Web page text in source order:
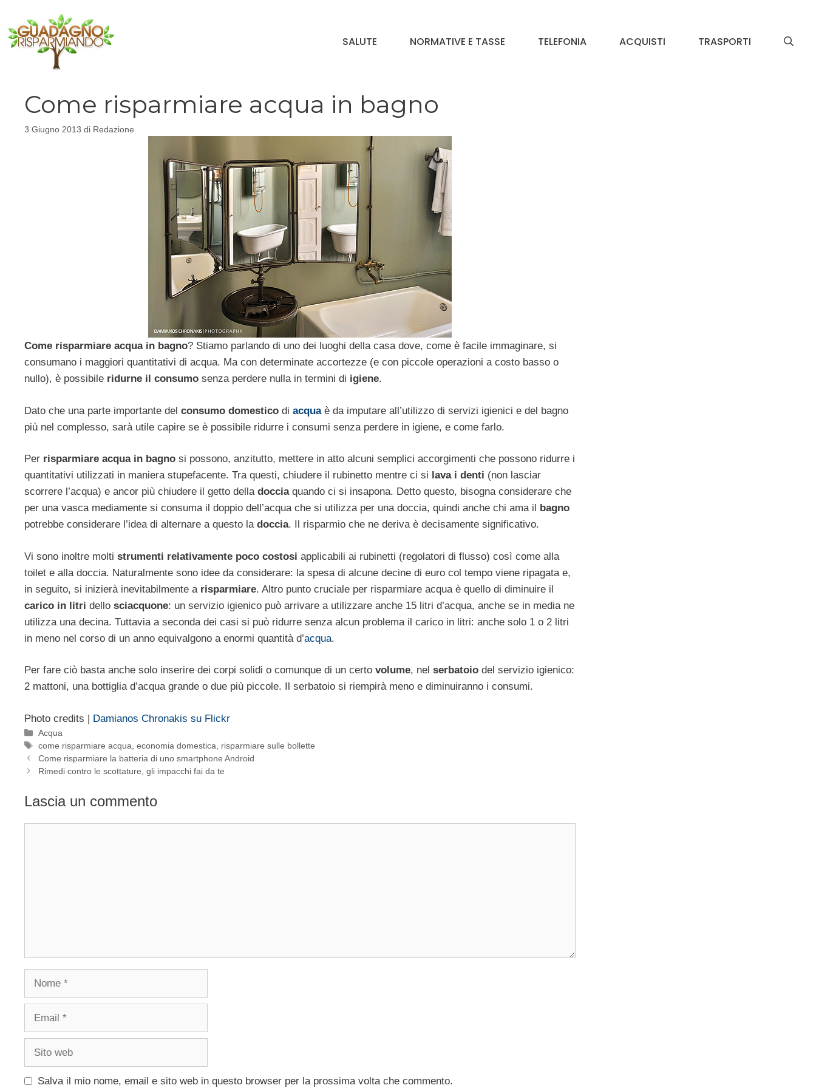
contenuto
SALUTE NORMATIVE E TASSE TELEFONIA ACQUISTI TRASPORTI
Come risparmiare acqua in bagno
3 Giugno 2013 di Redazione
Come risparmiare acqua in bagno? Stiamo parlando di uno dei luoghi della casa dove, come è facile immaginare, si
consumano i maggiori quantitativi di acqua. Ma con determinate accortezze (e con piccole operazioni a costo basso o
nullo), è possibile ridurne il consumo senza perdere nulla in termini di igiene.
Dato che una parte importante del consumo domestico di acquaè da imputare all’utilizzo di servizi igienici e del bagno
più nel complesso, sarà utile capire se è possibile ridurre i consumi senza perdere in igiene, e come farlo.
Per risparmiare acqua in bagno si possono, anzitutto, mettere in atto alcuni semplici accorgimenti che possono ridurre i
quantitativi utilizzati in maniera stupefacente. Tra questi, chiudere il rubinetto mentre ci si lava i denti (non lasciar
scorrere l’acqua) e ancor più chiudere il getto della docciaquando ci si insapona. Detto questo, bisogna considerare che
per una vasca mediamente si consuma il doppio dell’acqua che si utilizza per una doccia, quindi anche chi ama il
bagno
potrebbe considerare l’idea di alternare a questo la doccia. Il risparmio che ne deriva è decisamente significativo.
Vi sono inoltre molti strumenti relativamente poco costosi applicabili ai rubinetti (regolatori di flusso) così come alla
toilet e alla doccia. Naturalmente sono idee da considerare: la spesa di alcune decine di euro col tempo viene ripagata e,
in seguito, si inizierà inevitabilmente a risparmiare. Altro punto cruciale per risparmiare acqua è quello di diminuire il
carico in litri dello sciacquone: un servizio igienico può arrivare a utilizzare anche 15 litri d’acqua, anche se in media ne
utilizza una decina. Tuttavia a seconda dei casi si può ridurre senza alcun problema il carico in litri: anche solo 1 o 2 litri
in meno nel corso di un anno equivalgono a enormi quantità d’acqua.
Per fare ciò basta anche solo inserire dei corpi solidi o comunque di un certo volume, nel serbatoio del servizio igienico:
2 mattoni, una bottiglia d’acqua grande o due più piccole. Il serbatoio si riempirà meno e diminuiranno i consumi.
Photo credits | Damianos Chronakis su Flickr
Categorie
Acqua
Tag
come risparmiare acqua ,economia domestica
risparmiare sulle bollette
Come risparmiare la batteria di uno smartphone Android
Rimedi contro le scottature, gli impacchi fai da te
Lascia un commento
Nome
Email
Sito
Salva il mio nome, email e sito web in questo browser per la prossima volta che commento.